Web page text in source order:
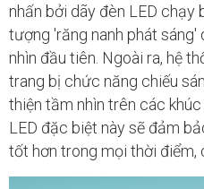
nhấn bởi dãy đèn LED chạy
tượng 'răng nanh phát sáng'
nhìn đầu tiên. Ngoài ra, hệ
trang bị chức năng chiếu
thiện tầm nhìn trên các
LED đặc biệt này sẽ đảm
tốt hơn trong mọi thời điểm,